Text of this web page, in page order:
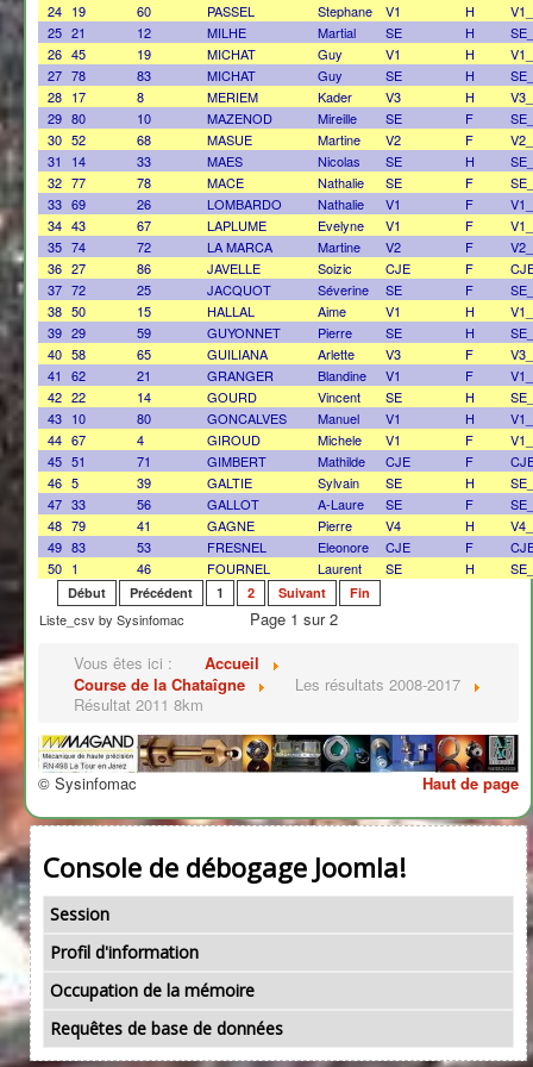
24 19 60 PASSEL Stephane V1 H
25 21 12 MILHE Martial SE H
26 45 19 MICHAT Guy V1 H
27 78 83 MICHAT Guy SE H
28 17 8 MERIEM Kader V3 H
29 80 10 MAZENOD Mireille SE F
30 52 68 MASUE Martine V2 F
31
14 33 MAES Nicolas SE H
32 77 78 MACE Nathalie SE F
33 69 26 LOMBARDO Nathalie V1 F
34 43 67 LAPLUME Evelyne V1 F
35 74 72 LA MARCA Martine V2 F
36 27 86 JAVELLE Soizic CJE F
37 72 25 JACQUOT Séverine SE F
38 50 15 HALLAL Aime V1 H
39 29 59 GUYONNET Pierre SE H
40 58 65 GUILIANA Arlette V3 F
41
62 21 GRANGER Blandine V1 F
42 22 14 GOURD Vincent SE H
43 10 80 GONCALVES Manuel V1 H
44 67 4 GIROUD Michele V1 F
45 51 71 GIMBERT Mathilde CJE F
46 5 39 GALTIE Sylvain SE H
47 33 56 GALLOT A-Laure SE F
48 79 41 GAGNE Pierre V4 H
49 83 53 FRESNEL Eleonore CJE F
50 1 46 FOURNEL Laurent SE H
Début Précédent 1 2 Suivant Fin
Liste_csv by Sysinfomac
Page 1 sur 2
Vous êtes ici :
Accueil
Course de la Chataîgne
Les résultats 2008-2017
Résultat 2011 8km
Haut de page
© Sysinfomac
Console de débogage Joomla!
Session
Profil d'information
Occupation de la mémoire
Requêtes de base de données